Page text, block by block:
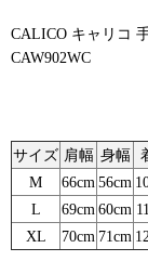
CALICO キャリコ
CAW902WC
サイズ 肩幅 身幅
M
66cm 56cm
L
69cm 60cm
XL
70cm 71cm